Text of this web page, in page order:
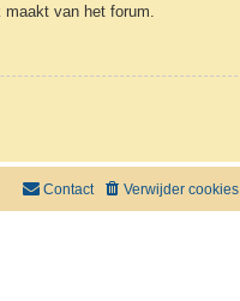
van het forum.
Verwijder cookies
Contact